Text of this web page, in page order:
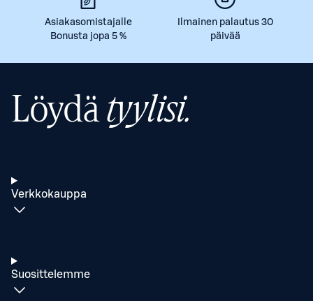
Asiakasomistajalle
Bonusta jopa 5 %
Ilmainen palautus 30
päivää
Löydätyylisi.
Verkkokauppa
Suosittelemme